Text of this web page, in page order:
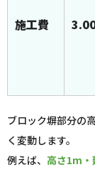
施工費
ブロック塀部分の
く変動します。
例えば、 高さ1m